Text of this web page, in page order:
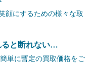
顔にするための様々な取
ると断れない…
単に暫定の買取価格をご